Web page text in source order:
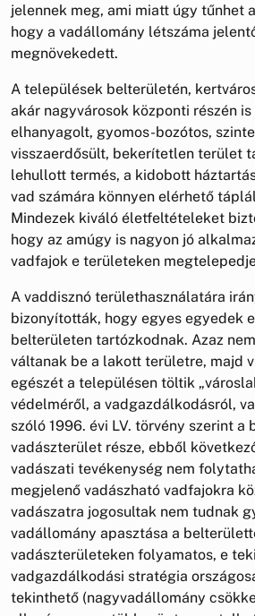
jelennek meg, ami miatt úgy tűnhet
hogy a vadállomány létszáma
megnövekedett.
A települések belterületén,
akár nagyvárosok központi részén is
elhanyagolt, gyomos-bozótos,
visszaerdősült, bekerítetlen terület
lehullott termés, a kidobott
vad számára könnyen elérhető
Mindezek kiváló életfeltételeket
hogy az amúgy is nagyon jó
vadfajok e területeken
A vaddisznó területhasználatára
bizonyították, hogy egyes egyedek
belterületen tartózkodnak. Azaz
váltanak be a lakott területre, majd
egészét a településen töltik
védelméről, a vadgazdálkodásról,
szóló 1996. évi LV. törvény szerint a
vadászterület része, ebből
vadászati tevékenység nem
megjelenő vadászható vadfajokra
vadászatra jogosultak nem tudnak
vadállomány apasztása a
vadászterületeken folyamatos, e
vadgazdálkodási stratégia
tekinthető (nagyvadállomány